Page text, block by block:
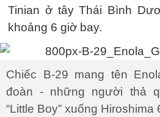
Tinian ở tây Thái Bình
khoảng 6 giờ bay.
Chiếc B-29 mang tên
đoàn - những người thả
“Little Boy” xuống